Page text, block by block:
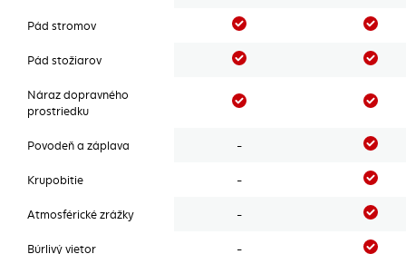
Pád stromov Áno Áno
Pád stožiarov Áno Áno
Náraz dopravného
prostriedku
Áno Áno
Povodeň a záplava - Áno
Krupobitie - Áno
Atmosférické zrážky - Áno
Búrlivý vietor - Áno